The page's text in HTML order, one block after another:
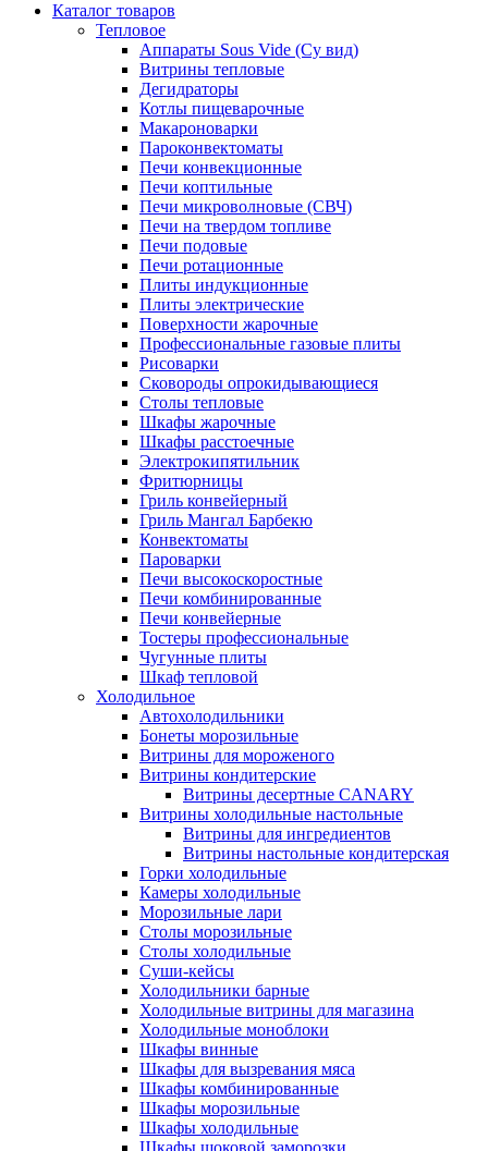
Каталог товаров
Тепловое
Аппараты Sous Vide (Су вид)
Витрины тепловые
Дегидраторы
Котлы пищеварочные
Макароноварки
Пароконвектоматы
Печи конвекционные
Печи коптильные
Печи микроволновые (СВЧ)
Печи на твердом топливе
Печи подовые
Печи ротационные
Плиты индукционные
Плиты электрические
Поверхности жарочные
Профессиональные газовые плиты
Рисоварки
Сковороды опрокидывающиеся
Столы тепловые
Шкафы жарочные
Шкафы расстоечные
Электрокипятильник
Фритюрницы
Гриль конвейерный
Гриль Мангал Барбекю
Конвектоматы
Пароварки
Печи высокоскоростные
Печи комбинированные
Печи конвейерные
Тостеры профессиональные
Чугунные плиты
Шкаф тепловой
Холодильное
Автохолодильники
Бонеты морозильные
Витрины для мороженого
Витрины кондитерские
Витрины десертные CANARY
Витрины холодильные настольные
Витрины для ингредиентов
Витрины настольные кондитерская
Горки холодильные
Камеры холодильные
Морозильные лари
Столы морозильные
Столы холодильные
Суши-кейсы
Холодильники барные
Холодильные витрины для магазина
Холодильные моноблоки
Шкафы винные
Шкафы для вызревания мяса
Шкафы комбинированные
Шкафы морозильные
Шкафы холодильные
Шкафы шоковой заморозки